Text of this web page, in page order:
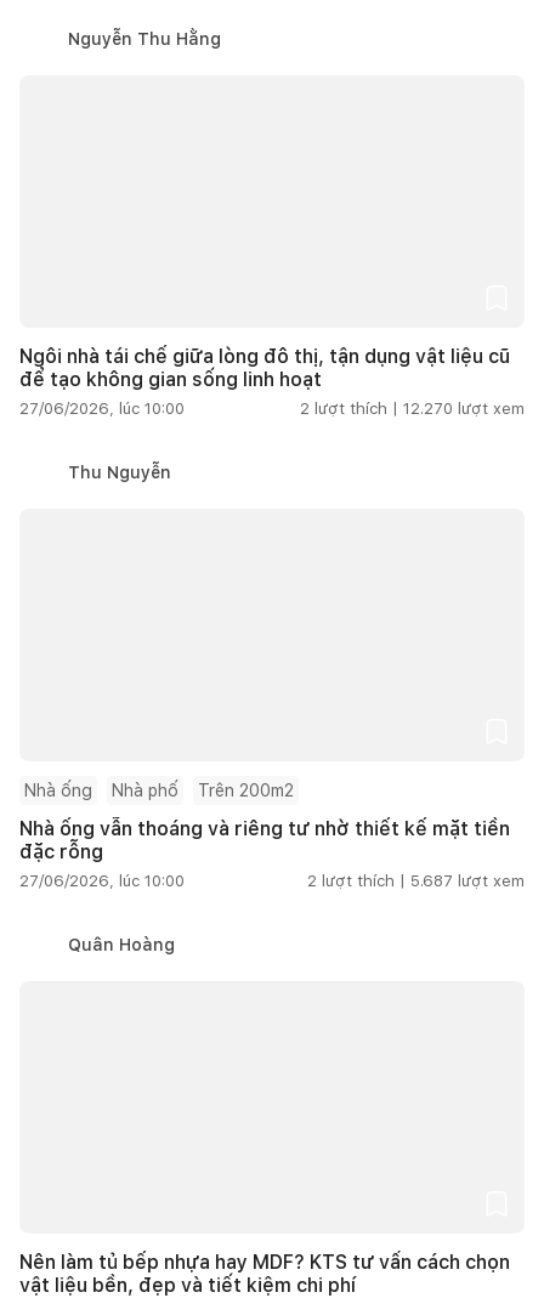
Nguyễn Thu Hằng
Ngôi nhà tái chế giữa lòng đô thị, tận dụng vật liệu cũ
để tạo không gian sống linh hoạt
27/06/2026, lúc 10:00 2 lượt thích | 12.270 lượt xem
Thu Nguyễn
Nhà ống Nhà phố Trên 200m2
Nhà ống vẫn thoáng và riêng tư nhờ thiết kế mặt tiền
đặc rỗng
27/06/2026, lúc 10:00 2 lượt thích | 5.687 lượt xem
Quân Hoàng
Nên làm tủ bếp nhựa hay MDF? KTS tư vấn cách chọn
vật liệu bền, đẹp và tiết kiệm chi phí